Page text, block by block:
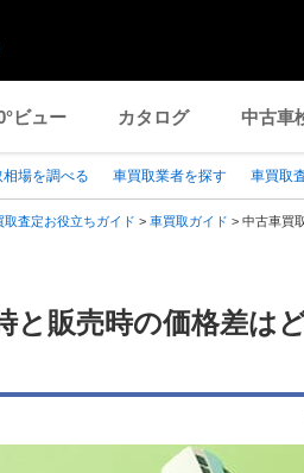
ビュー カタログ 中古車
場を調べる 車買取業者を探す 車買取
取査定お役立ちガイド > 車買取ガイド > 中古車買
と販売時の価格差は